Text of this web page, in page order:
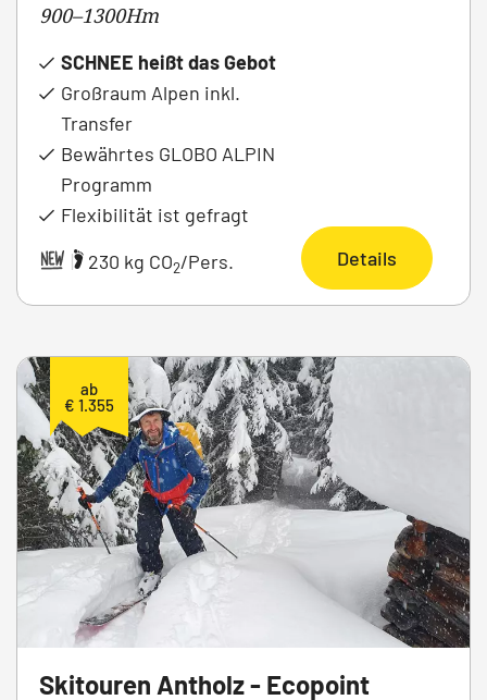
900–1300Hm
SCHNEE heißt das Gebot
Großraum Alpen inkl.
Transfer
Bewährtes GLOBO ALPIN
Programm
Flexibilität ist gefragt
|
230 kg CO2/Pers. Details
ab
€ 1.355
Skitouren Antholz - Ecopoint